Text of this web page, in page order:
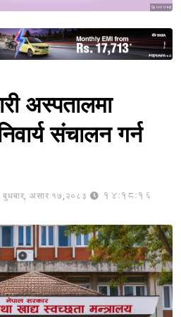
Sponsored
Sponsored
अस्पतालमा
संचालन गर्न
बुधबार, असार १७,२०८३ 14:18:16